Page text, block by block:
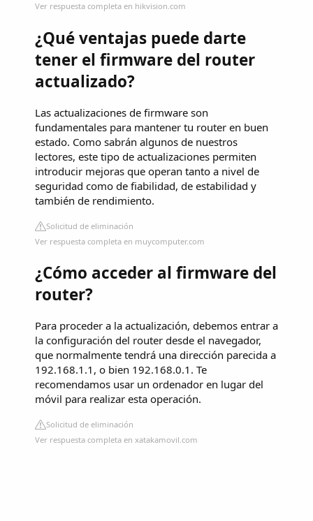
Ver respuesta completa en hikvision.com
¿Qué ventajas puede darte
tener el firmware del router
actualizado?
Las actualizaciones de firmware son
fundamentales para mantener tu router en buen
estado. Como sabrán algunos de nuestros
lectores, este tipo de actualizaciones permiten
introducir mejoras que operan tanto a nivel de
seguridad como de fiabilidad, de estabilidad y
también de rendimiento.
Solicitud de eliminación
Ver respuesta completa en muycomputer.com
¿Cómo acceder al firmware del
router?
Para proceder a la actualización, debemos entrar a
la configuración del router desde el navegador,
que normalmente tendrá una dirección parecida a
192.168.1.1, o bien 192.168.0.1. Te
recomendamos usar un ordenador en lugar del
móvil para realizar esta operación.
Solicitud de eliminación
Ver respuesta completa en xatakamovil.com